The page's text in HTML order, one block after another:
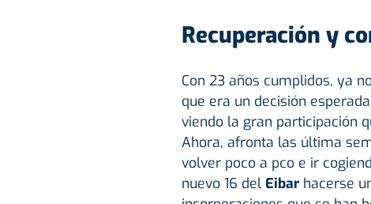
Recuperación y
Con 23 años cumplidos, ya
que era un decisión
viendo la gran participación
Ahora, afronta las última
volver poco a pco e ir
nuevo 16 del Eibar hacerse